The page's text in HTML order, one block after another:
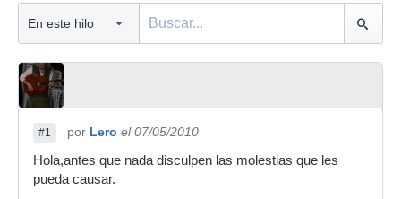
#1 por Lero el 07/05/2010
Hola,antes que nada disculpen las molestias que les
pueda causar.